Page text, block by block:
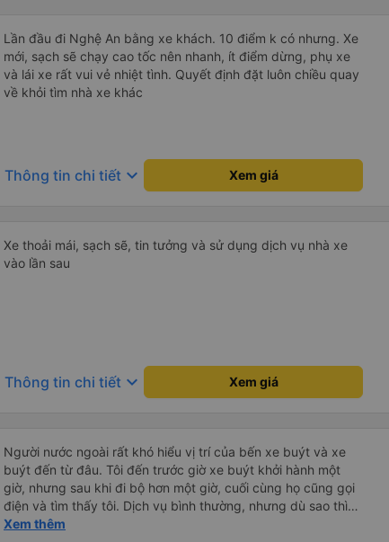
Lần đầu đi Nghệ An bằng xe khách. 10 điểm k có nhưng. Xe
mới, sạch sẽ chạy cao tốc nên nhanh, ít điểm dừng, phụ xe
và lái xe rất vui vẻ nhiệt tình. Quyết định đặt luôn chiều quay
về khỏi tìm nhà xe khác
Thông tin chi tiết keyboard_arrow_down Xem giá
Xe thoải mái, sạch sẽ, tin tưởng và sử dụng dịch vụ nhà xe
vào lần sau
Thông tin chi tiết keyboard_arrow_down Xem giá
Người nước ngoài rất khó hiểu vị trí của bến xe buýt và xe
buýt đến từ đâu. Tôi đến trước giờ xe buýt khởi hành một
giờ, nhưng sau khi đi bộ hơn một giờ, cuối cùng họ cũng gọi
điện và tìm thấy tôi. Dịch vụ bình thường, nhưng dù sao thì
tôi ngủ ngon hơn ở khách sạn vì tôi rất thoải mái. Sẽ tuyệt
Xem thêm